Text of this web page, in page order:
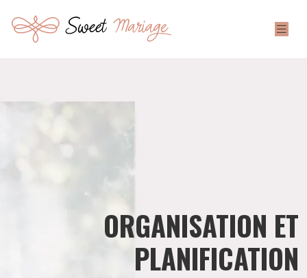
ORGANISATION ET
PLANIFICATION